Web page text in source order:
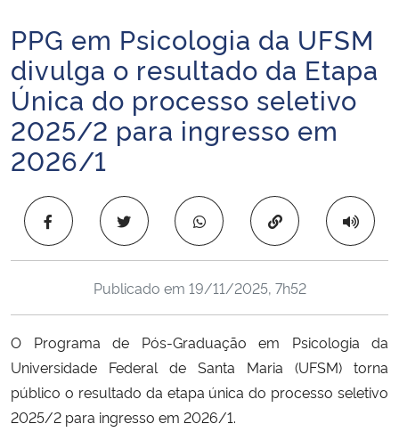
Ministério da Infraestrutura
Ministério da Agricultura, Pecuária e Abastecimento
Ministério da Educação
Ministério da Cidadania
Ministério da Saúde
Ministério de Minas e Energia
Ministério da Ciência, Tecnologia, Inovações e Comunicações
Ministério do Meio Ambiente
Ministério do Turismo
Início do conteúdo
PPG em Psicologia da UFSM
divulga o resultado da Etapa
Única do processo seletivo
2025/2 para ingresso em
2026/1
Copiar para área
Publicado em 19/11/2025, 7h52
O Programa de Pós-Graduação em Psicologia da
Universidade Federal de Santa Maria (UFSM) torna
público o resultado da etapa única do processo seletivo
2025/2 para ingresso em 2026/1.